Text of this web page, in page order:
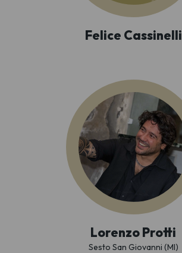
Felice Cassinelli
Lorenzo Protti
Sesto San Giovanni (MI)